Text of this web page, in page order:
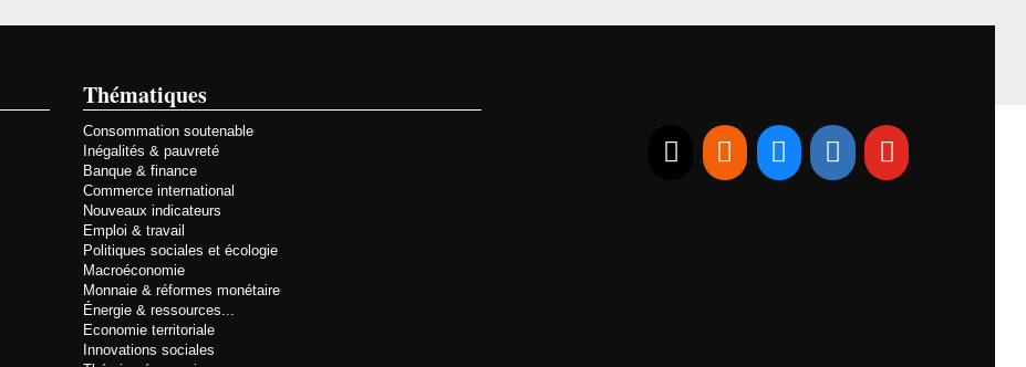
Thématiques
Consommation soutenable
Inégalités & pauvreté
Banque & finance
Commerce international
Nouveaux indicateurs
Emploi & travail
Politiques sociales et écologie
Macroéconomie
Monnaie & réformes monétaire
Énergie & ressources...
Economie territoriale
Innovations sociales